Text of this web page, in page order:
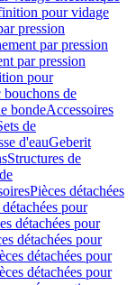
pour vidage
pression
par pression
par pression
pour
bouchons de
bondeAccessoires
de
d'eauGeberit
Structures de
Pièces détachées
pour
détachées pour
détachées pour
détachées pour
détachées pour